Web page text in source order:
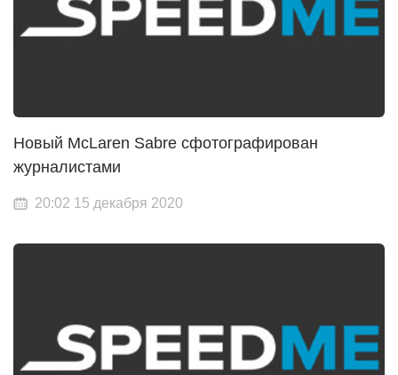
Новый McLaren Sabre сфотографирован
журналистами
20:02 15 декабря 2020